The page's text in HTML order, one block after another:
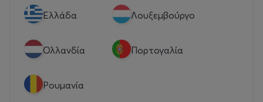
Eλλάδα Λουξεμβούργο
Ολλανδία Πορτογαλία
Ρουμανία